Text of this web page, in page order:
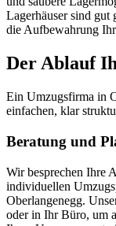
Lagerhäuser sind gut
die Aufbewahrung
Der Ablauf
Ein Umzugsfirma in
einfachen, klar
Beratung und
Wir besprechen Ihre
individuellen
Oberlangenegg.
oder in Ihr Büro, um